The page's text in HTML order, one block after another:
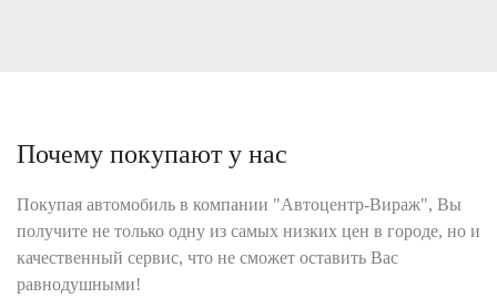
Почему покупают у нас
Покупая автомобиль в компании "Автоцентр-Вираж", Вы
получите не только одну из самых низких цен в городе, но и
качественный сервис, что не сможет оставить Вас
равнодушными!